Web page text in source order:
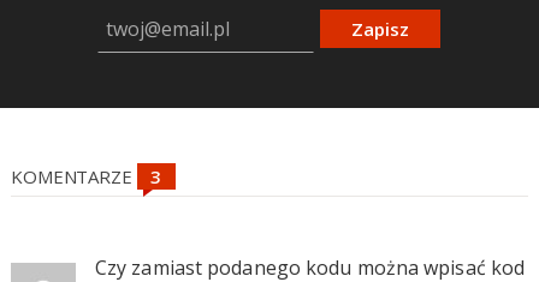
Zapisz
KOMENTARZE
Czy zamiast podanego kodu można wpisać kod